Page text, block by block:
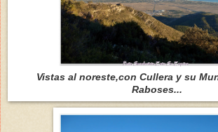
Vistas al noreste,con Cullera y su
Raboses...